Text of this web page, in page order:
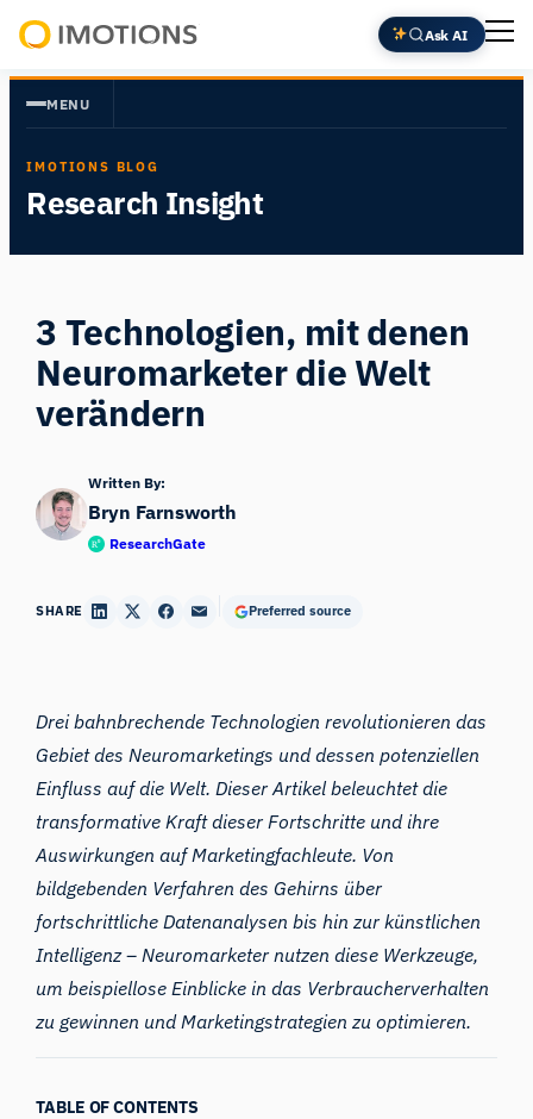
Zum
Inhalt
springen
Insight
Ask AI
MENU
IMOTIONS BLOG
Research Insight
3 Technologien, mit denen
Neuromarketer die Welt
verändern
Written By:
Bryn Farnsworth
ResearchGate
SHARE Preferred source
Drei bahnbrechende Technologien revolutionieren das
Gebiet des Neuromarketings und dessen potenziellen
Einfluss auf die Welt. Dieser Artikel beleuchtet die
transformative Kraft dieser Fortschritte und ihre
Auswirkungen auf Marketingfachleute. Von
bildgebenden Verfahren des Gehirns über
fortschrittliche Datenanalysen bis hin zur künstlichen
Intelligenz – Neuromarketer nutzen diese Werkzeuge,
um beispiellose Einblicke in das Verbraucherverhalten
zu gewinnen und Marketingstrategien zu optimieren.
TABLE OF CONTENTS